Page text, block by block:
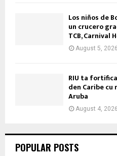
Los niños de
un crucero
TCB, Carnival
August 5, 2026
RIU ta
den Caribe cu
Aruba
August 4, 2026
POPULAR POSTS